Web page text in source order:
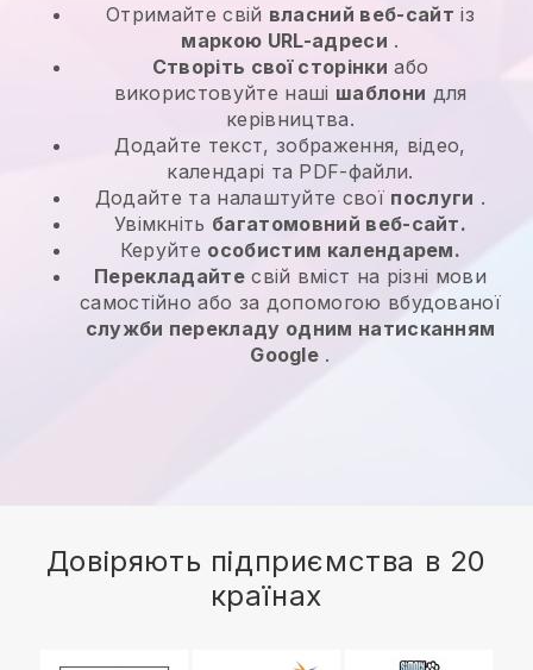
Отримайте свій власний веб-сайт із
маркою URL-адреси .
Створіть свої сторінки або
використовуйте наші шаблони для
керівництва.
Додайте текст, зображення, відео,
календарі та PDF-файли.
Додайте та налаштуйте свої послуги .
Увімкніть багатомовний веб-сайт.
Керуйте особистим календарем.
Перекладайтесвій вміст на різні мови
самостійно або за допомогою вбудованої
служби перекладу одним натисканням
Google .
Довіряють підприємства в 20
країнах